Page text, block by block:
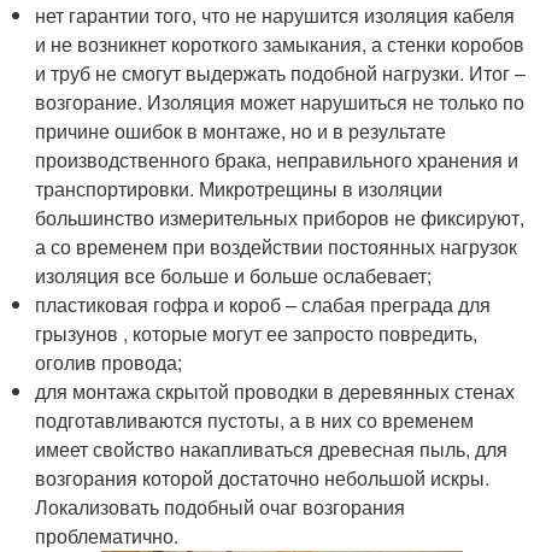
нет гарантии того, что не нарушится изоляция кабеля
и не возникнет короткого замыкания, а стенки коробов
и труб не смогут выдержать подобной нагрузки. Итог –
возгорание. Изоляция может нарушиться не только по
причине ошибок в монтаже, но и в результате
производственного брака, неправильного хранения и
транспортировки. Микротрещины в изоляции
большинство измерительных приборов не фиксируют,
а со временем при воздействии постоянных нагрузок
изоляция все больше и больше ослабевает;
пластиковая гофра и короб – слабая преграда для
грызунов , которые могут ее запросто повредить,
оголив провода;
для монтажа скрытой проводки в деревянных стенах
подготавливаются пустоты, а в них со временем
имеет свойство накапливаться древесная пыль, для
возгорания которой достаточно небольшой искры.
Локализовать подобный очаг возгорания
проблематично.